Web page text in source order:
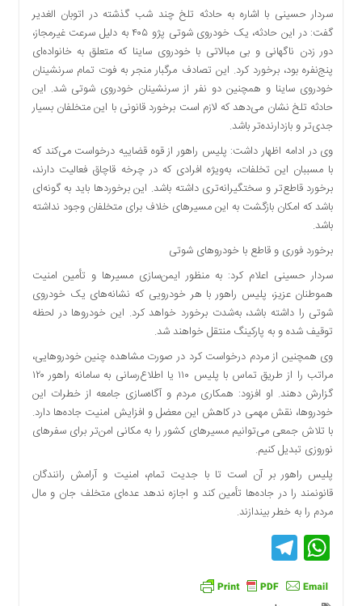
یادداشت
چند
رسانه
یادداشت
سردار حسینی با اشاره به حادثه تلخ چند شب گذشته در اتوبان الغدیر
گفت: در این حادثه، یک خودروی شوتی پژو ۴۰۵ به دلیل سرعت غیرمجاز،
دور زدن ناگهانی و بی‌ مبالاتی با خودروی ساینا که متعلق به خانواده‌ای
پنج‌نفره بود، برخورد کرد. این تصادف مرگبار منجر به فوت تمام سرنشینان
خودروی ساینا و همچنین دو نفر از سرنشینان خودروی شوتی شد. این
حادثه تلخ نشان می‌دهد که لازم است برخورد قانونی با این متخلفان بسیار
جدی‌تر و بازدارنده‌تر باشد.
وی در ادامه اظهار داشت: پلیس راهور از قوه قضاییه درخواست می‌کند که
با مسببان این تخلفات، به‌ویژه افرادی که در چرخه قاچاق فعالیت دارند،
برخورد قاطع‌تر و سختگیرانه‌تری داشته باشد. این برخوردها باید به گونه‌ای
باشد که امکان بازگشت به این مسیرهای خلاف برای متخلفان وجود نداشته
باشد.
برخورد فوری و قاطع با خودروهای شوتی
سردار حسینی اعلام کرد: به منظور ایمن‌سازی مسیرها و تأمین امنیت
هموطنان عزیز، پلیس راهور با هر خودرویی که نشانه‌های یک خودروی
شوتی را داشته باشد، به‌شدت برخورد خواهد کرد. این خودروها در لحظه
توقیف شده و به پارکینگ منتقل خواهند شد.
وی همچنین از مردم درخواست کرد در صورت مشاهده چنین خودروهایی،
مراتب را از طریق تماس با پلیس ۱۱۰ یا اطلاع‌رسانی به سامانه راهور ۱۲۰
گزارش دهند. او افزود: همکاری مردم و آگاه‌سازی جامعه از خطرات این
خودروها، نقش مهمی در کاهش این معضل و افزایش امنیت جاده‌ها دارد.
با تلاش جمعی می‌توانیم مسیرهای کشور را به مکانی امن‌تر برای سفرهای
نوروزی تبدیل کنیم.
پلیس راهور بر آن است تا با جدیت تمام، امنیت و آرامش رانندگان
قانونمند را در جاده‌ها تأمین کند و اجازه ندهد عده‌ای متخلف جان و مال
مردم را به خطر بیندازند.
WhatsApp
Telegram